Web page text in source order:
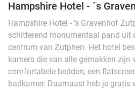
Hampshire Hotel - ´s
Hampshire Hotel - 's Gravenhof
schitterend monumentaal pand uit
centrum van Zutphen. Het hotel
kamers die van alle gemakken zijn
comfortabele bedden, een
badkamer. Daarnaast heb je gratis